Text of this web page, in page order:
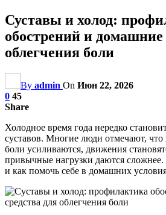
Суставы и холод:
обострений и домашние
облегчения боли
By admin On Июн 22, 2026
0 45
Share
Холодное время года нередко
суставов. Многие люди отмечают,
боли усиливаются, движения
привычные нагрузки даются
и как помочь себе в домашних